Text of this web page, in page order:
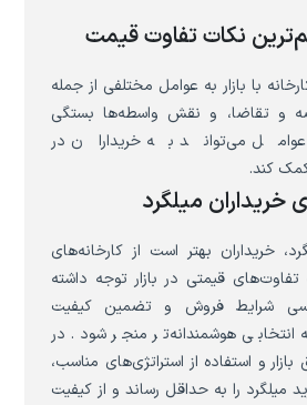
نکات تفاوت قیمت
با بازار به عوامل مختلفی از جمله
و تقاضا، و نقش واسطه‌ها بستگی
می‌تواند به خریداران در
کند.
خریداران میلگرد
خریداران بهتر است از کارخانه‌های
تفاوت‌های قیمتی در بازار توجه داشته
شرایط فروش و تضمین کیفیت
هوشمندانه‌تر منجر شود. در
و استفاده از استراتژی‌های مناسب،
میلگرد را به حداقل رساند و از کیفیت